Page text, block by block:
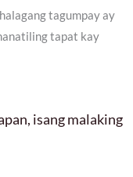
tagumpay ay
tapat kay
isang malaking